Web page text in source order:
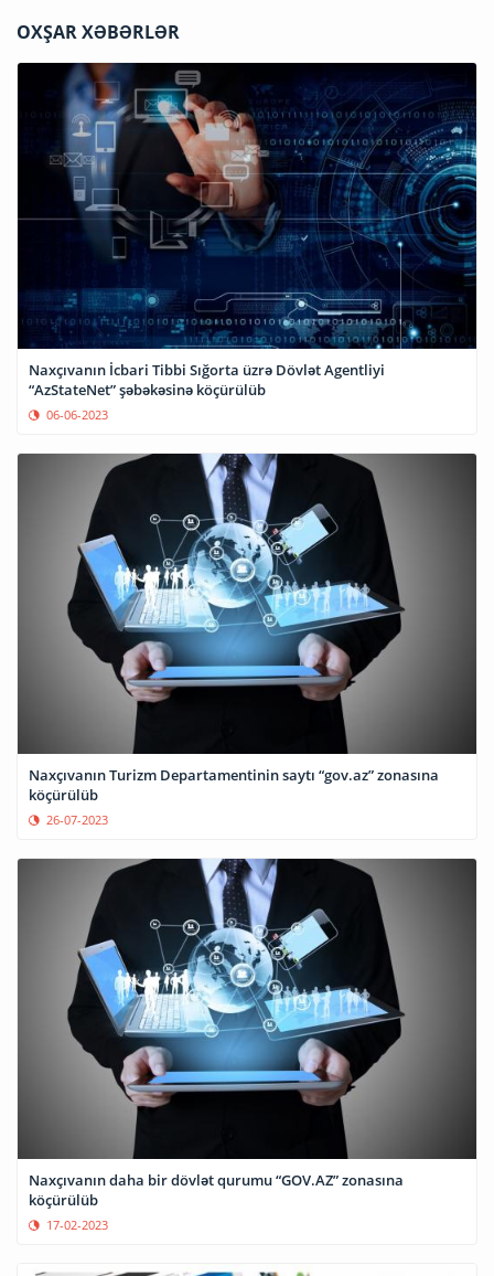
OXŞAR XƏBƏRLƏR
Naxçıvanın İcbari Tibbi Sığorta üzrə Dövlət Agentliyi
“AzStateNet” şəbəkəsinə köçürülüb
06-06-2023
Naxçıvanın Turizm Departamentinin saytı “gov.az” zonasına
köçürülüb
26-07-2023
Naxçıvanın daha bir dövlət qurumu “GOV.AZ” zonasına
köçürülüb
17-02-2023